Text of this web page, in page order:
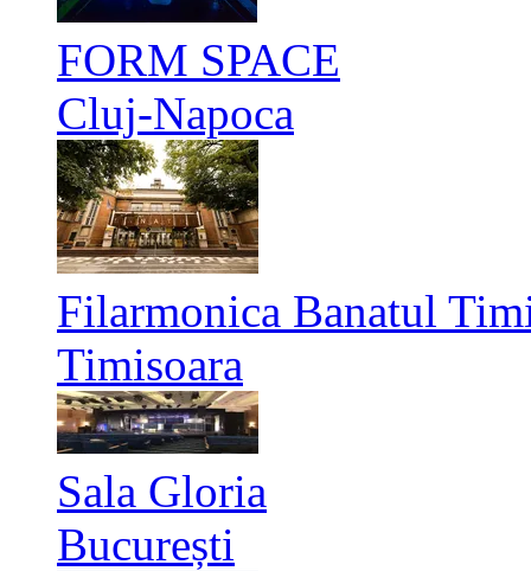
FORM SPACE
Cluj-Napoca
Filarmonica Banatul
Timisoara
Sala Gloria
București